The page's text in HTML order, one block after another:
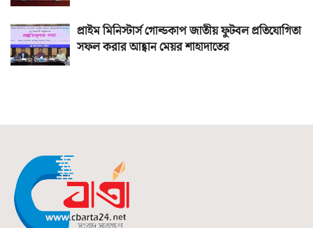
প্রাইম মিনিস্টার্স গোল্ডকাপ জাতীয় ফুটবল প্রতিযোগিতা
সফল করার আহ্বান মেয়র শাহাদাতের